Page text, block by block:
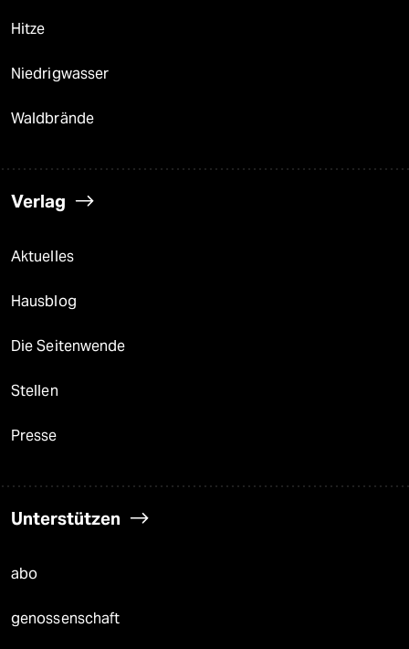
Hitze
Niedrigwasser
Waldbrände
Verlag
Aktuelles
Hausblog
Die Seitenwende
Stellen
Presse
Unterstützen
abo
genossenschaft